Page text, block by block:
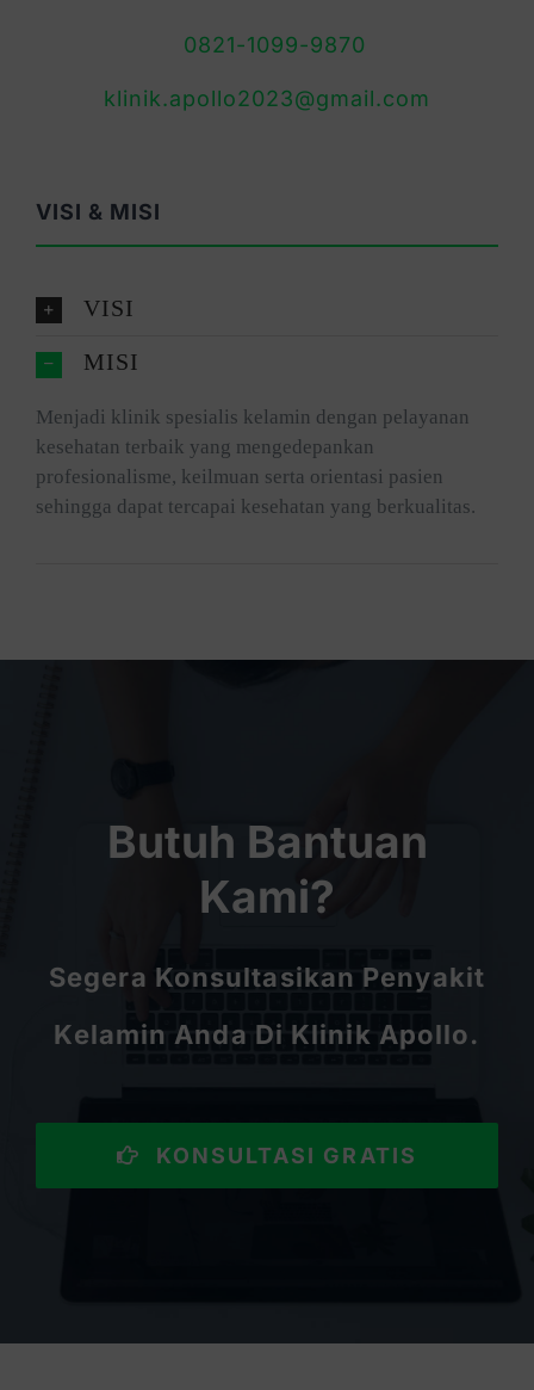
0821-1099-9870
klinik.apollo2023@gmail.com
VISI & MISI
VISI
MISI
Menjadi klinik spesialis kelamin dengan pelayanan
kesehatan terbaik yang mengedepankan
profesionalisme, keilmuan serta orientasi pasien
sehingga dapat tercapai kesehatan yang berkualitas.
Butuh Bantuan
Kami?
Segera Konsultasikan Penyakit
Kelamin Anda Di Klinik Apollo.
KONSULTASI GRATIS